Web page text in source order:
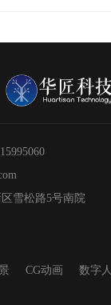
雪松路5号南院
CG动画 数字人